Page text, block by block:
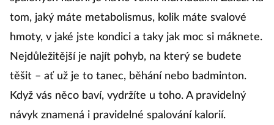
tom, jaký máte metabolismus, kolik máte svalové
hmoty, v jaké jste kondici a taky jak moc si máknete.
Nejdůležitější je najít pohyb, na který se budete
těšit – ať už je to tanec, běhání nebo badminton.
Když vás něco baví, vydržíte u toho. A pravidelný
návyk znamená i pravidelné spalování kalorií.